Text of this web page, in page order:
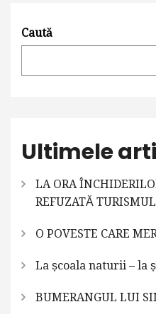
Caută
Ultimele
LA ORA
REFUZATĂ
O POVESTE CARE
La școala naturii – la
BUMERANGUL LUI